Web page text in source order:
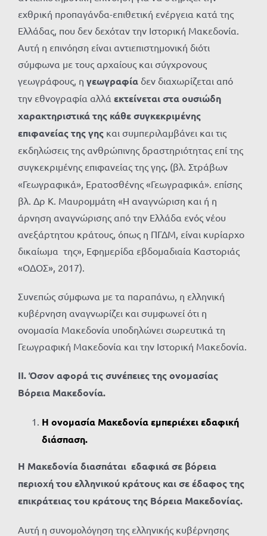
εχθρική προπαγάνδα-επιθετική ενέργεια κατά της
Ελλάδας, που δεν δεχόταν την Ιστορική Μακεδονία.
Αυτή η επινόηση είναι αντιεπιστημονική διότι
σύμφωνα με τους αρχαίους και σύγχρονους
γεωγράφους, η γεωγραφία δεν διαχωρίζεται από
την εθνογραφία αλλά εκτείνεται στα ουσιώδη
χαρακτηριστικά της κάθε συγκεκριμένης
επιφανείας της γης και συμπεριλαμβάνει και τις
εκδηλώσεις της ανθρώπινης δραστηριότητας επί της
συγκεκριμένης επιφανείας της γης. (βλ. Στράβων
«Γεωγραφικά», Ερατοσθένης «Γεωγραφικά». επίσης
βλ. Δρ Κ. Μαυρομμάτη «Η αναγνώριση και ή η
άρνηση αναγνώρισης από την Ελλάδα ενός νέου
ανεξάρτητου κράτους, όπως η ΠΓΔΜ, είναι κυρίαρχο
δικαίωμα της», Εφημερίδα εβδομαδιαία Καστοριάς
«ΟΔΟΣ», 2017).
Συνεπώς σύμφωνα με τα παραπάνω, η ελληνική
κυβέρνηση αναγνωρίζει και συμφωνεί ότι η
ονομασία Μακεδονία υποδηλώνει σωρευτικά τη
Γεωγραφική Μακεδονία και την Ιστορική Μακεδονία.
ΙΙ. Όσον αφορά τις συνέπειες της ονομασίας
Βόρεια Μακεδονία.
Η ονομασία Μακεδονία εμπεριέχει εδαφική
διάσπαση.
Η Μακεδονία διασπάται εδαφικά σε βόρεια
περιοχή του ελληνικού κράτους και σε έδαφος της
επικράτειας του κράτους της Βόρεια Μακεδονίας.
Αυτή η συνομολόγηση της ελληνικής κυβέρνησης